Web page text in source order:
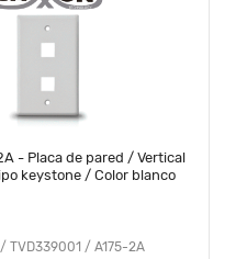
- Placa de pared / Vertical
keystone / Color blanco
/ TVD339001 / A175-2A